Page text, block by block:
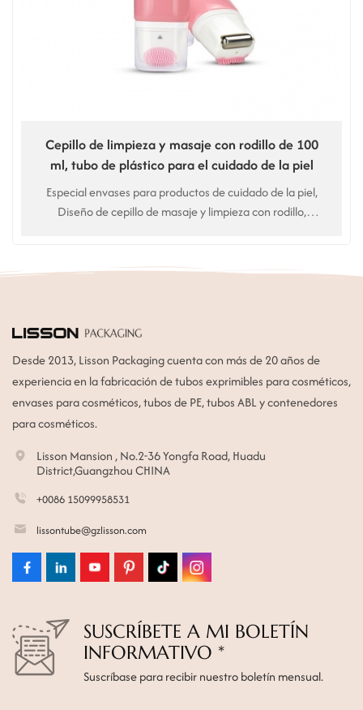
Cepillo de limpieza y masaje con rodillo de 100
ml, tubo de plástico para el cuidado de la piel
Especial envases para productos de cuidado de la piel,
Diseño de cepillo de masaje y limpieza con rodillo,
Desde 2013, Lisson Packaging cuenta con más de 20 años de
experiencia en la fabricación de tubos exprimibles para cosméticos,
envases para cosméticos, tubos de PE, tubos ABL y contenedores
para cosméticos.
Lisson Mansion , No.2-36 Yongfa Road, Huadu
District,Guangzhou CHINA
+0086 15099958531
lissontube@gzlisson.com
SUSCRÍBETE A MI BOLETÍN
INFORMATIVO *
Suscríbase para recibir nuestro boletín mensual.